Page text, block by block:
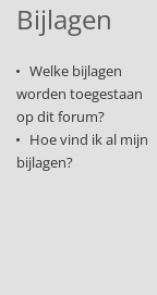
Bijlagen
Welke bijlagen
worden toegestaan
op dit forum?
Hoe vind ik al mijn
bijlagen?